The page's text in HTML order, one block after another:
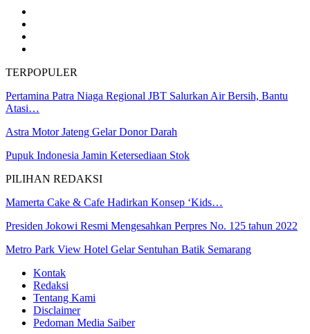
TERPOPULER
Pertamina Patra Niaga Regional JBT Salurkan Air Bersih, Bantu
Atasi…
Astra Motor Jateng Gelar Donor Darah
Pupuk Indonesia Jamin Ketersediaan Stok
PILIHAN REDAKSI
Mamerta Cake & Cafe Hadirkan Konsep ‘Kids…
Presiden Jokowi Resmi Mengesahkan Perpres No. 125 tahun 2022
Metro Park View Hotel Gelar Sentuhan Batik Semarang
Kontak
Redaksi
Tentang Kami
Disclaimer
Pedoman Media Saiber